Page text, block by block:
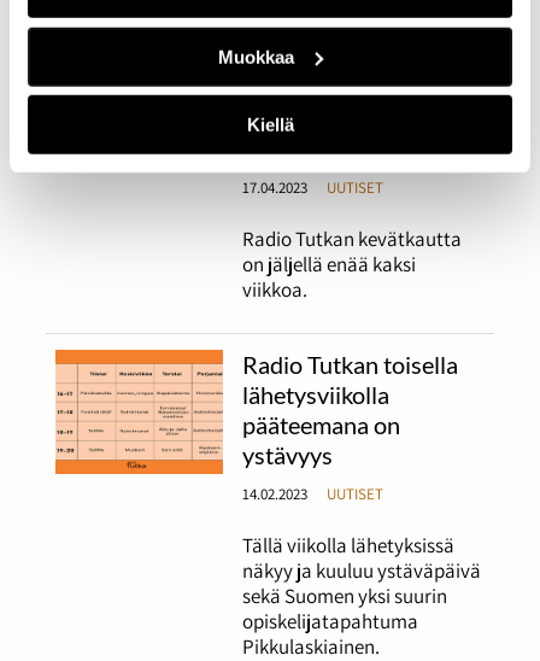
Muokkaa
Kiellä
Radio Tutkan viimeisen
kokonaisen
lähetysviikon kruunaa
Miisa Grekovin vierailu
17.04.2023 UUTISET
Radio Tutkan kevätkautta
on jäljellä enää kaksi
viikkoa.
Radio Tutkan toisella
lähetysviikolla
pääteemana on
ystävyys
14.02.2023 UUTISET
Tällä viikolla lähetyksissä
näkyy ja kuuluu ystäväpäivä
sekä Suomen yksi suurin
opiskelijatapahtuma
Pikkulaskiainen.